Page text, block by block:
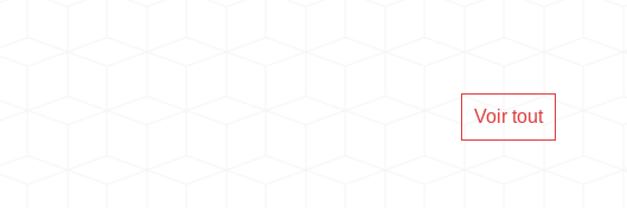
Voir tout